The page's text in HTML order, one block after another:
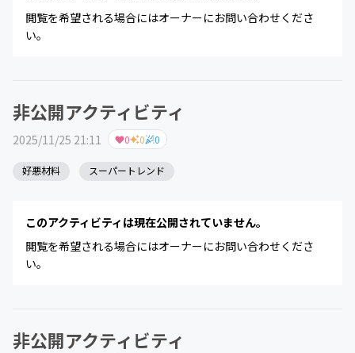
閲覧を希望される場合にはオーナーにお問い合わせくださ
い。
非公開アクティビティ
2025/11/25 21:11 0 0 0
好悪材料 スーパートレンド
このアクティビティは現在公開されていません。
閲覧を希望される場合にはオーナーにお問い合わせくださ
い。
非公開アクティビティ